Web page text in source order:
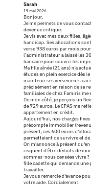
Sarah
19 mai 2026
Bonjour,
​Je me permets de vous
devenue critique.
​Je vis avec mes deux filles,
handicap. Ses allocations
verse 938 euros par mois
l’administrateur a laissé les
bancaire pour couvrir les
​Ma fille aînée (21 ans) n'a
études en plein exercice dès
maintenir ses versements car
précisément en raison de sa
familiales de chez Famiris me
​De mon côté, je perçois un
de 729 euros. Le CPAS me
appartement en crédit.
​Aujourd'hui, nos charges
précompte immobilier (revenu
présent, ces 600 euros
permettaient de survivre et de
​On m'annonce à présent
risquent d'être déduits de
sommes-nous censées vivre
fille cadette qui demande
travailler.
​Je vous remercie d'avance
votre aide. Cordialement.